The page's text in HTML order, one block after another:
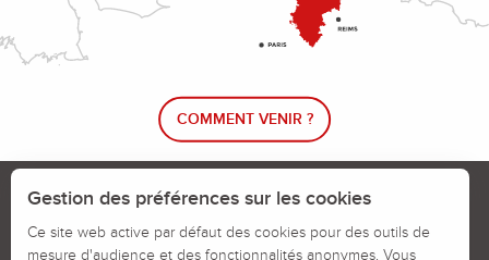
COMMENT VENIR ?
Le blog rando !
Calendrier des jours chassés
Gestion des préférences sur les cookies
Ce site web active par défaut des cookies pour des outils de
mesure d'audience et des fonctionnalités anonymes. Vous